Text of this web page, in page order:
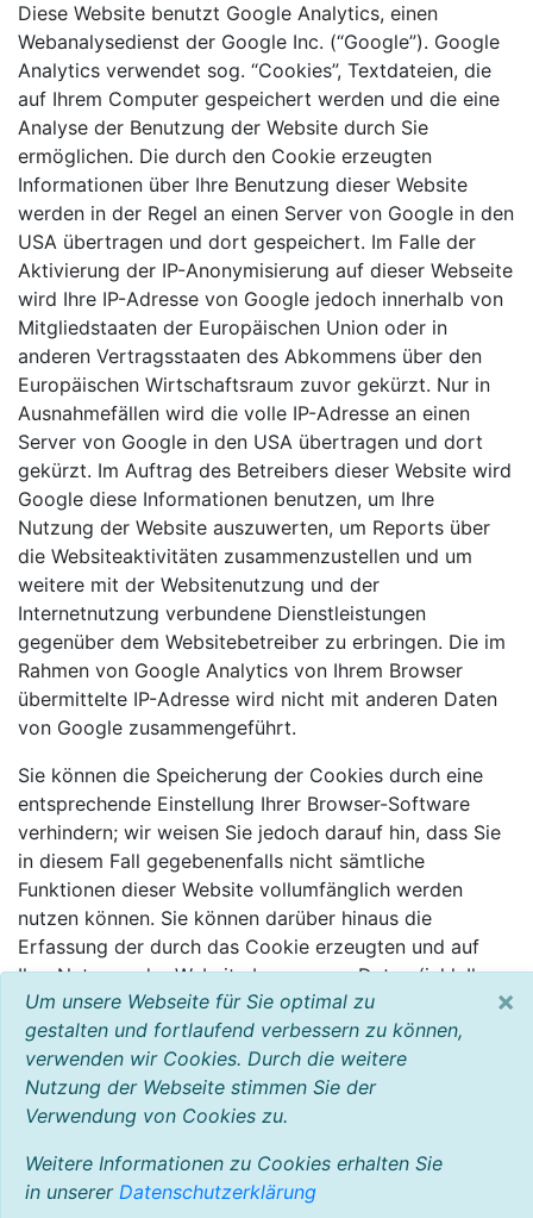
Diese Website benutzt Google Analytics, einen
Webanalysedienst der Google Inc. (“Google”). Google
Analytics verwendet sog. “Cookies”, Textdateien, die
auf Ihrem Computer gespeichert werden und die eine
Analyse der Benutzung der Website durch Sie
ermöglichen. Die durch den Cookie erzeugten
Informationen über Ihre Benutzung dieser Website
werden in der Regel an einen Server von Google in den
USA übertragen und dort gespeichert. Im Falle der
Aktivierung der IP-Anonymisierung auf dieser Webseite
wird Ihre IP-Adresse von Google jedoch innerhalb von
Mitgliedstaaten der Europäischen Union oder in
anderen Vertragsstaaten des Abkommens über den
Europäischen Wirtschaftsraum zuvor gekürzt. Nur in
Ausnahmefällen wird die volle IP-Adresse an einen
Server von Google in den USA übertragen und dort
gekürzt. Im Auftrag des Betreibers dieser Website wird
Google diese Informationen benutzen, um Ihre
Nutzung der Website auszuwerten, um Reports über
die Websiteaktivitäten zusammenzustellen und um
weitere mit der Websitenutzung und der
Internetnutzung verbundene Dienstleistungen
gegenüber dem Websitebetreiber zu erbringen. Die im
Rahmen von Google Analytics von Ihrem Browser
übermittelte IP-Adresse wird nicht mit anderen Daten
von Google zusammengeführt.
Sie können die Speicherung der Cookies durch eine
entsprechende Einstellung Ihrer Browser-Software
verhindern; wir weisen Sie jedoch darauf hin, dass Sie
in diesem Fall gegebenenfalls nicht sämtliche
Funktionen dieser Website vollumfänglich werden
nutzen können. Sie können darüber hinaus die
Erfassung der durch das Cookie erzeugten und auf
Ihre Nutzung der Website bezogenen Daten (inkl. Ihrer
IP-Adresse) an Google sowie die Verarbeitung dieser
Daten durch Google verhindern, indem sie das unter
dem folgenden Link verfügbare Browser-Plugin
herunterladen und installieren:
http://tools.google.com/dlpage/gaoptout?hl=de
Um unsere Webseite für Sie optimal zu
gestalten und fortlaufend verbessern zu können,
verwenden wir Cookies. Durch die weitere
Nutzung der Webseite stimmen Sie der
Verwendung von Cookies zu.
Weitere Informationen zu Cookies erhalten Sie
in unserer Datenschutzerklärung
×